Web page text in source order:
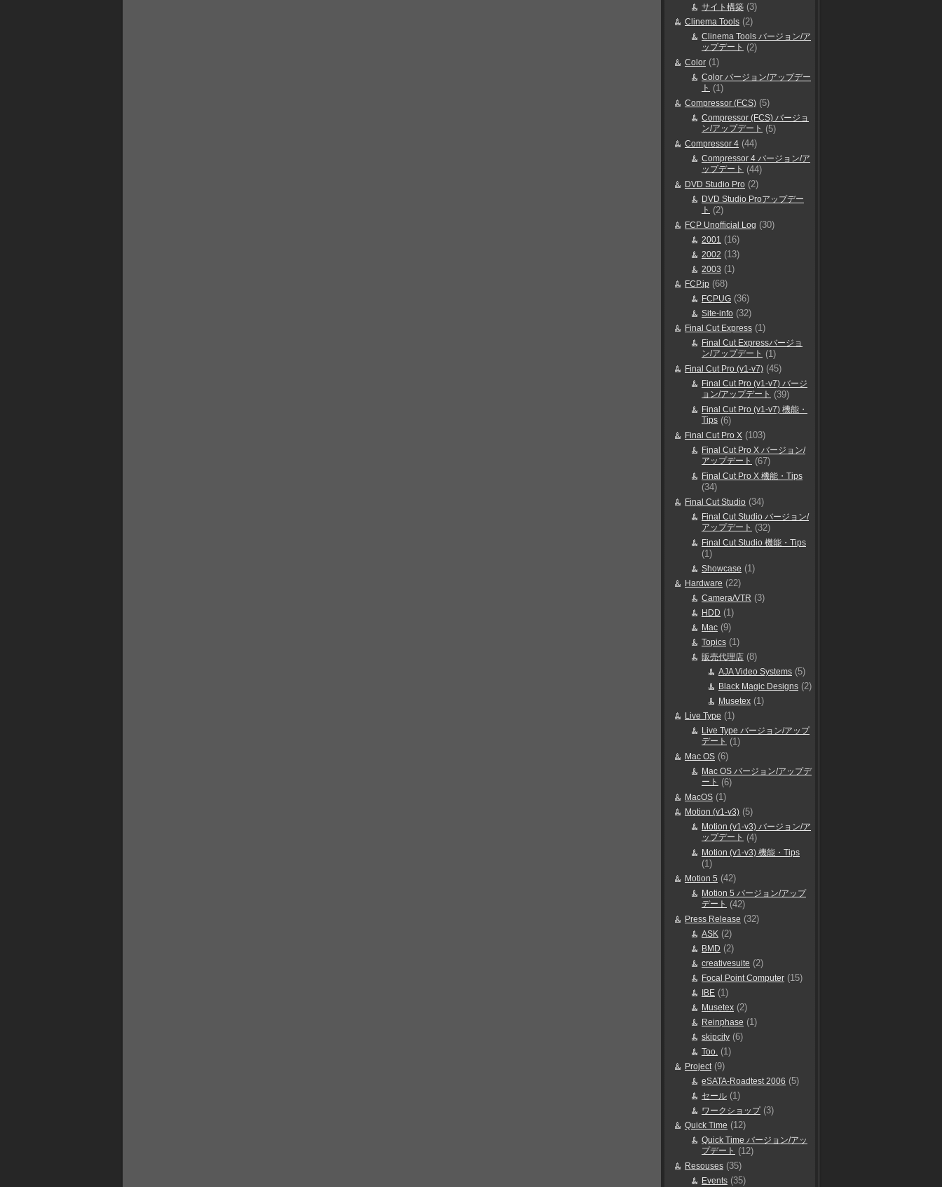
サイト構築 (3)
Clinema Tools (2)
Clinema Tools バージョン/ア
ップデート (2)
Color (1)
Color バージョン/アップデー
ト (1)
Compressor (FCS) (5)
Compressor (FCS) バージョ
ン/アップデート (5)
Compressor 4 (44)
Compressor 4 バージョン/ア
ップデート (44)
DVD Studio Pro (2)
DVD Studio Proアップデー
ト (2)
FCP Unofficial Log (30)
2001 (16)
2002 (13)
2003 (1)
FCP.jp (68)
FCPUG (36)
Site-info (32)
Final Cut Express (1)
Final Cut Expressバージョ
ン/アップデート (1)
Final Cut Pro (v1-v7) (45)
Final Cut Pro (v1-v7) バージ
ョン/アップデート (39)
Final Cut Pro (v1-v7) 機能・
Tips (6)
Final Cut Pro X (103)
Final Cut Pro X バージョン/
アップデート (67)
Final Cut Pro X 機能・Tips
(34)
Final Cut Studio (34)
Final Cut Studio バージョン/
アップデート (32)
Final Cut Studio 機能・Tips
(1)
Showcase (1)
Hardware (22)
Camera/VTR (3)
HDD (1)
Mac (9)
Topics (1)
販売代理店 (8)
AJA Video Systems (5)
Black Magic Designs (2)
Musetex (1)
Live Type (1)
Live Type バージョン/アップ
デート (1)
Mac OS (6)
Mac OS バージョン/アップデ
ート (6)
MacOS (1)
Motion (v1-v3) (5)
Motion (v1-v3) バージョン/ア
ップデート (4)
Motion (v1-v3) 機能・Tips
(1)
Motion 5 (42)
Motion 5 バージョン/アップ
デート (42)
Press Release (32)
ASK (2)
BMD (2)
creativesuite (2)
Focal Point Computer (15)
IBE (1)
Musetex (2)
Reinphase (1)
skipcity (6)
Too. (1)
Project(9)
eSATA-Roadtest 2006 (5)
セール (1)
ワークショップ(3)
Quick Time (12)
Quick Time バージョン/アッ
プデート (12)
Resouses (35)
Events (35)